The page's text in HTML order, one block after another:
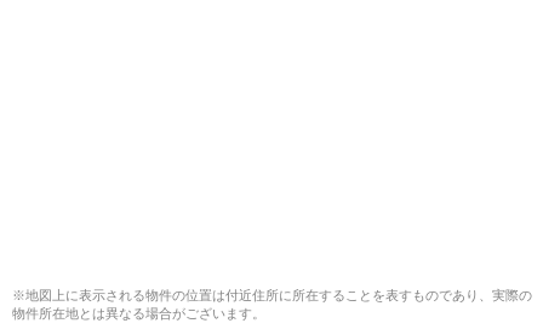
※地図上に表示される物件の位置は付近住所に所在することを表すものであり、実際の
物件所在地とは異なる場合がございます。